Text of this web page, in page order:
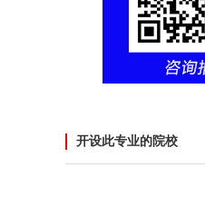
开设此专业的院校